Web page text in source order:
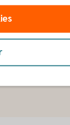
och statistik.